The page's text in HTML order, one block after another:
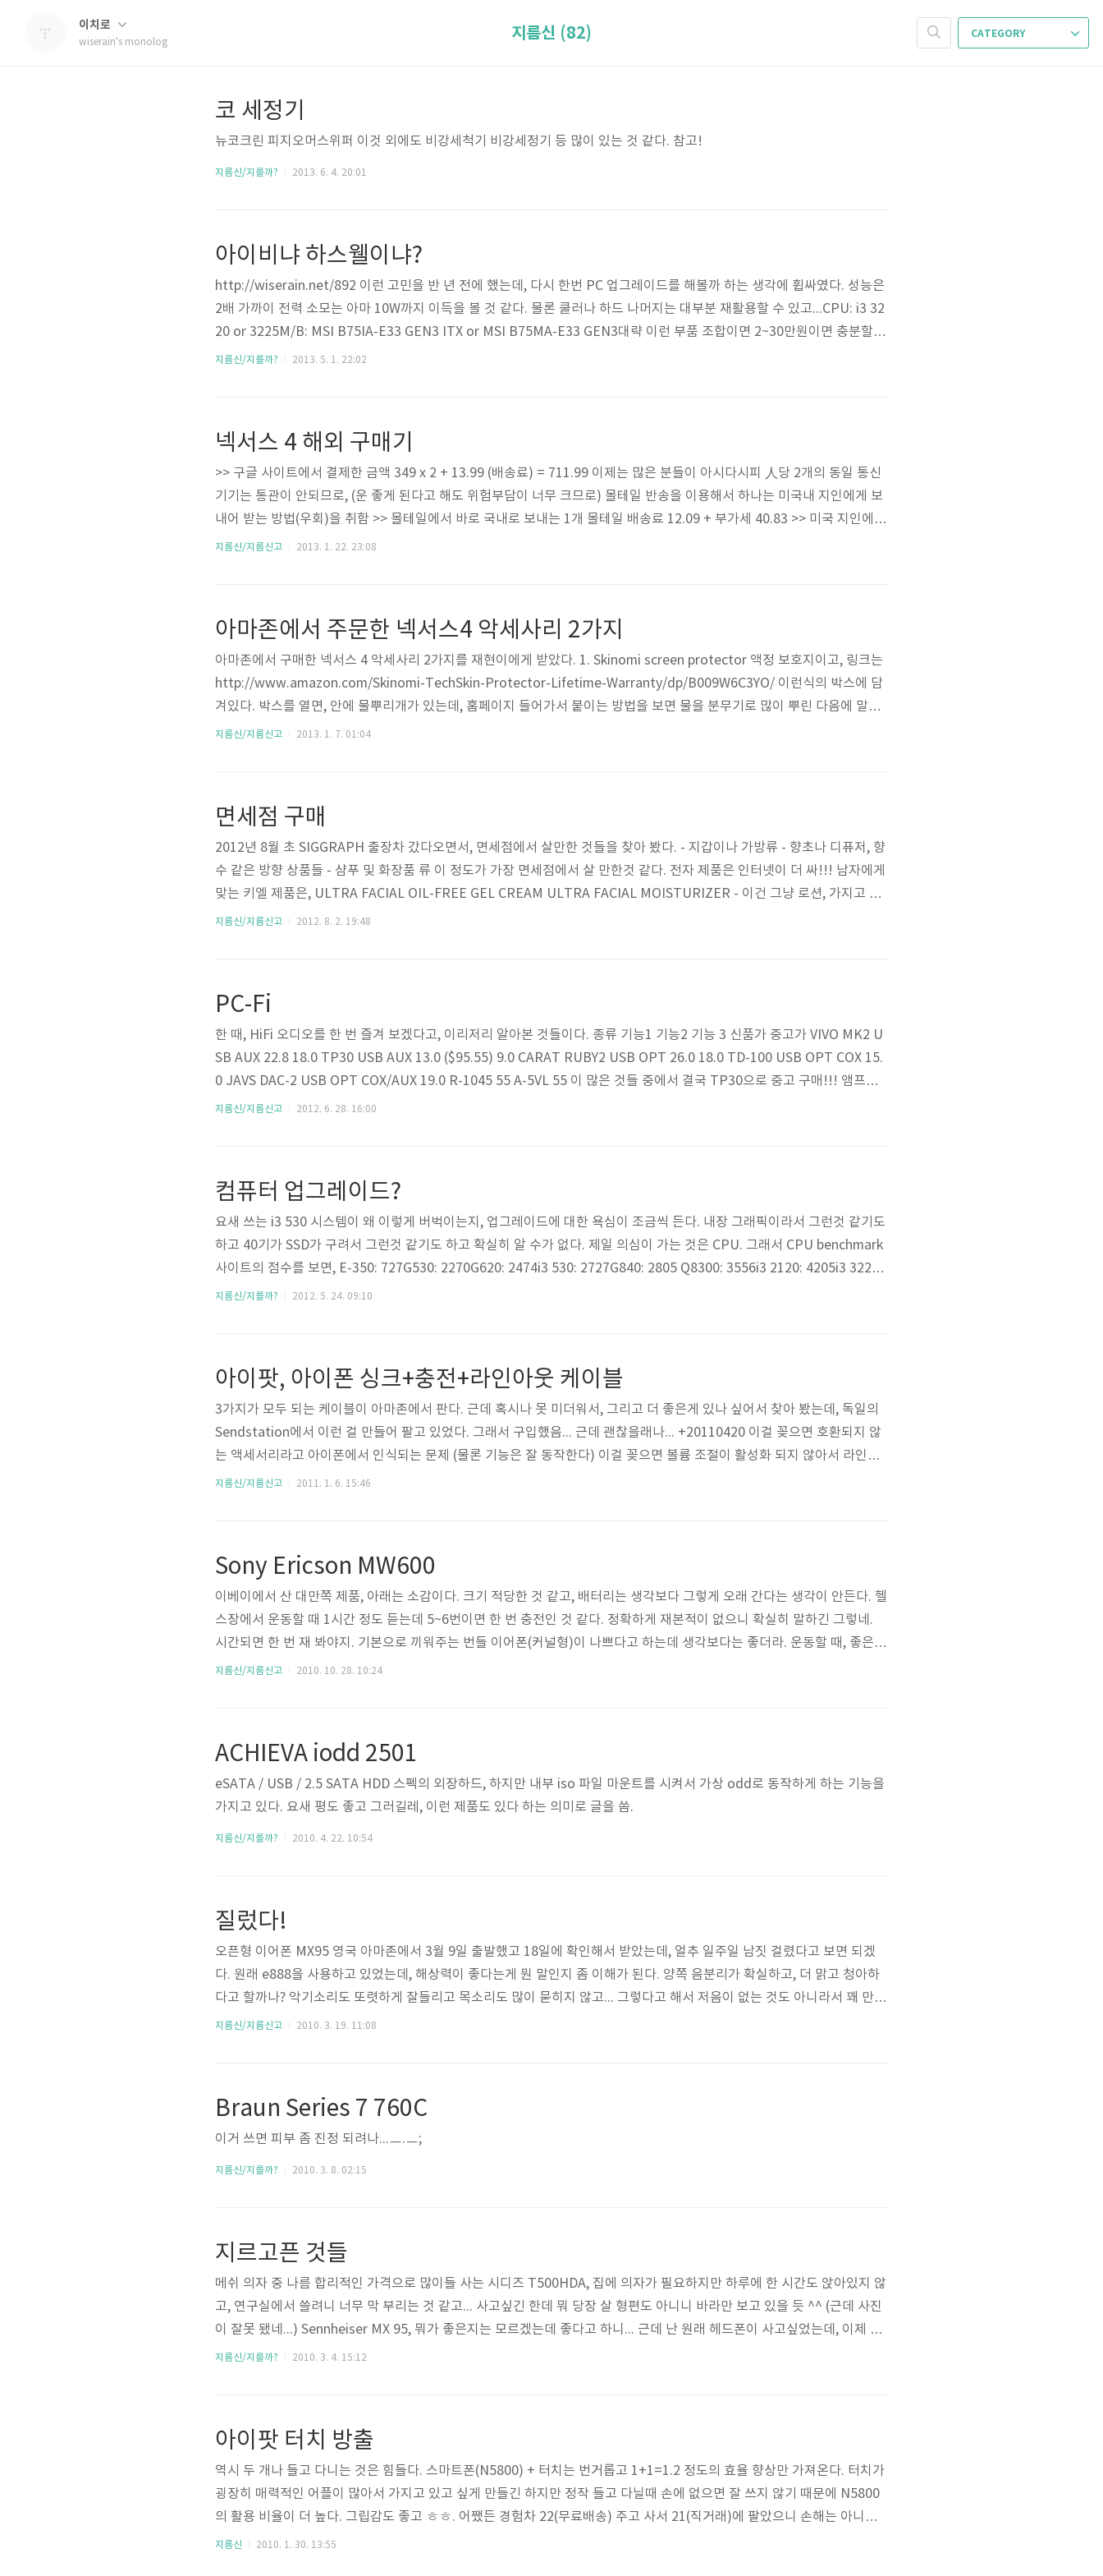
이치로
wiserain's monolog
CATEGORY
지름신 (82)
코 세정기
뉴코크린 피지오머스위퍼 이것 외에도 비강세척기 비강세정기 등 많이 있는 것 같다. 참고!
지름신/지를까? 2013. 6. 4. 20:01
아이비냐 하스웰이냐?
http://wiserain.net/892 이런 고민을 반 년 전에 했는데, 다시 한번 PC 업그레이드를 해볼까 하는 생각에 휩싸였다. 성능은
2배 가까이 전력 소모는 아마 10W까지 이득을 볼 것 같다. 물론 쿨러나 하드 나머지는 대부분 재활용할 수 있고...CPU: i3 32
20 or 3225M/B: MSI B75IA-E33 GEN3 ITX or MSI B75MA-E33 GEN3대략 이런 부품 조합이면 2~30만원이면 충분할
것 같은데, 고민을 잠시 하다가 다시 한번 꾹 참았다. 하스웰에서는 Idle에서 전력 소모가 좀 더 낮아지지 않을까 하는 기대감
지름신/지를까? 2013. 5. 1. 22:02
넥서스 4 해외 구매기
>> 구글 사이트에서 결제한 금액 349 x 2 + 13.99 (배송료) = 711.99 이제는 많은 분들이 아시다시피 人당 2개의 동일 통신
기기는 통관이 안되므로, (운 좋게 된다고 해도 위험부담이 너무 크므로) 몰테일 반송을 이용해서 하나는 미국내 지인에게 보
내어 받는 방법(우회)을 취함 >> 몰테일에서 바로 국내로 보내는 1개 몰테일 배송료 12.09 + 부가세 40.83 >> 미국 지인에게
갔다가 다시 한국으로 오는 1개 반송수수료 7 + 현지반송료 8 + 한국으로 배송료 42.7 계산하면 개당 약 411 달러 만약, 1개
지름신/지름신고 2013. 1. 22. 23:08
아마존에서 주문한 넥서스4 악세사리 2가지
아마존에서 구매한 넥서스 4 악세사리 2가지를 재현이에게 받았다. 1. Skinomi screen protector 액정 보호지이고, 링크는
http://www.amazon.com/Skinomi-TechSkin-Protector-Lifetime-Warranty/dp/B009W6C3YO/ 이런식의 박스에 담
겨있다. 박스를 열면, 안에 물뿌리개가 있는데, 홈페이지 들어가서 붙이는 방법을 보면 물을 분무기로 많이 뿌린 다음에 말려
서 점착 시키는 방식이어서 물뿌리개가 들어가 있다. 윗 쪽 면에는 제품 붙이는 방법이 인쇄되어 있고, 안에 주요 구성물이 있
지름신/지름신고 2013. 1. 7. 01:04
면세점 구매
2012년 8월 초 SIGGRAPH 출장차 갔다오면서, 면세점에서 살만한 것들을 찾아 봤다. - 지갑이나 가방류 - 향초나 디퓨저, 향
수 같은 방향 상품들 - 샴푸 및 화장품 류 이 정도가 가장 면세점에서 살 만한것 같다. 전자 제품은 인터넷이 더 싸!!! 남자에게
맞는 키엘 제품은, ULTRA FACIAL OIL-FREE GEL CREAM ULTRA FACIAL MOISTURIZER - 이건 그냥 로션, 가지고 있
음. ULTRA LIGHT DAILY UV DEFENSE SPF 50 PA+++ UVA - 이건 선크림인데 이미 가지고 있는거 이 정도? 다음엔 수분
지름신/지름신고 2012. 8. 2. 19:48
PC-Fi
한 때, HiFi 오디오를 한 번 즐겨 보겠다고, 이리저리 알아본 것들이다. 종류 기능1 기능2 기능 3 신품가 중고가 VIVO MK2 U
SB AUX 22.8 18.0 TP30 USB AUX 13.0 ($95.55) 9.0 CARAT RUBY2 USB OPT 26.0 18.0 TD-100 USB OPT COX 15.
0 JAVS DAC-2 USB OPT COX/AUX 19.0 R-1045 55 A-5VL 55 이 많은 것들 중에서 결국 TP30으로 중고 구매!!! 앰프의
출력이 부족하면 소리에 힘이 없고 그렇다는데 초보인 나는 그런거 잘 모르겠고, 싸게 구해서 대체로 만족한다. 근데 USB 사
지름신/지름신고 2012. 6. 28. 16:00
컴퓨터 업그레이드?
요새 쓰는 i3 530 시스템이 왜 이렇게 버벅이는지, 업그레이드에 대한 욕심이 조금씩 든다. 내장 그래픽이라서 그런것 같기도
하고 40기가 SSD가 구려서 그런것 같기도 하고 확실히 알 수가 없다. 제일 의심이 가는 것은 CPU. 그래서 CPU benchmark
사이트의 점수를 보면, E-350: 727G530: 2270G620: 2474i3 530: 2727G840: 2805 Q8300: 3556i3 2120: 4205i3 3220:
4595i5 2500: 6594i5 3570: 7078 이러하다. AMD e350은 친히 성능이 구린 것을 확인했고, G530이나 G620으로 넘어가는
지름신/지를까? 2012. 5. 24. 09:10
아이팟, 아이폰 싱크+충전+라인아웃 케이블
3가지가 모두 되는 케이블이 아마존에서 판다. 근데 혹시나 못 미더워서, 그리고 더 좋은게 있나 싶어서 찾아 봤는데, 독일의
Sendstation에서 이런 걸 만들어 팔고 있었다. 그래서 구입했음... 근데 괜찮을래나... +20110420 이걸 꽂으면 호환되지 않
는 액세서리라고 아이폰에서 인식되는 문제 (물론 기능은 잘 동작한다) 이걸 꽂으면 볼륨 조절이 활성화 되지 않아서 라인아
웃을 입력 받는 기기에서 볼륨 조절 기능이 있는 제품(앰프나 DAC)이어야만 유용한 문제로 사용을 보류 중 ㅠㅠ
지름신/지름신고 2011. 1. 6. 15:46
Sony Ericson MW600
이베이에서 산 대만쪽 제품, 아래는 소감이다. 크기 적당한 것 같고, 배터리는 생각보다 그렇게 오래 간다는 생각이 안든다. 헬
스장에서 운동할 때 1시간 정도 듣는데 5~6번이면 한 번 충전인 것 같다. 정확하게 재본적이 없으니 확실히 말하긴 그렇네.
시간되면 한 번 재 봐야지. 기본으로 끼워주는 번들 이어폰(커널형)이 나쁘다고 하는데 생각보다는 좋더라. 운동할 때, 좋은
소리 듣겠다고 LP형 이어폰 꽂으면 본체 크기나 이어폰 줄 말아놓은 덩치나 그게 그거라서 러닝머신 뛸때 굉장히 불편하다.
지름신/지름신고 2010. 10. 28. 10:24
ACHIEVA iodd 2501
eSATA / USB / 2.5 SATA HDD 스펙의 외장하드, 하지만 내부 iso 파일 마운트를 시켜서 가상 odd로 동작하게 하는 기능을
가지고 있다. 요새 평도 좋고 그러길레, 이런 제품도 있다 하는 의미로 글을 씀.
지름신/지를까? 2010. 4. 22. 10:54
질렀다!
오픈형 이어폰 MX95 영국 아마존에서 3월 9일 출발했고 18일에 확인해서 받았는데, 얼추 일주일 남짓 걸렸다고 보면 되겠
다. 원래 e888을 사용하고 있었는데, 해상력이 좋다는게 뭔 말인지 좀 이해가 된다. 양쪽 음분리가 확실하고, 더 맑고 청아하
다고 할까나? 악기소리도 또렷하게 잘들리고 목소리도 많이 묻히지 않고... 그렇다고 해서 저음이 없는 것도 아니라서 꽤 만족
스럽니다. A8이 이정도의 성능이라고들 하는데 싸게 잘 샀다고 생각한다. 우리V체크카드로 해외 결제 해서 구매한 것인데 2
지름신/지름신고 2010. 3. 19. 11:08
Braun Series 7 760C
이거 쓰면 피부 좀 진정 되려나...ㅡ.ㅡ;
지름신/지를까? 2010. 3. 8. 02:15
지르고픈 것들
메쉬 의자 중 나름 합리적인 가격으로 많이들 사는 시디즈 T500HDA, 집에 의자가 필요하지만 하루에 한 시간도 앉아있지 않
고, 연구실에서 쓸려니 너무 막 부리는 것 같고... 사고싶긴 한데 뭐 당장 살 형편도 아니니 바라만 보고 있을 듯 ^^ (근데 사진
이 잘못 됐네...) Sennheiser MX 95, 뭐가 좋은지는 모르겠는데 좋다고 하니... 근데 난 원래 헤드폰이 사고싶었는데, 이제 겨
울도 가고... 역시 지름은 타이밍? ㅎㅎ
지름신/지를까? 2010. 3. 4. 15:12
아이팟 터치 방출
역시 두 개나 들고 다니는 것은 힘들다. 스마트폰(N5800) + 터치는 번거롭고 1+1=1.2 정도의 효율 향상만 가져온다. 터치가
굉장히 매력적인 어플이 많아서 가지고 있고 싶게 만들긴 하지만 정작 들고 다닐때 손에 없으면 잘 쓰지 않기 때문에 N5800
의 활용 비율이 더 높다. 그립감도 좋고 ㅎㅎ. 어쨌든 경험차 22(무료배송) 주고 사서 21(직거래)에 팔았으니 손해는 아니라
고 생각한다. 나중에 아이폰을 사면 샀지 터치를 살 일은 없을 것 같다.
지름신 2010. 1. 30. 13:55